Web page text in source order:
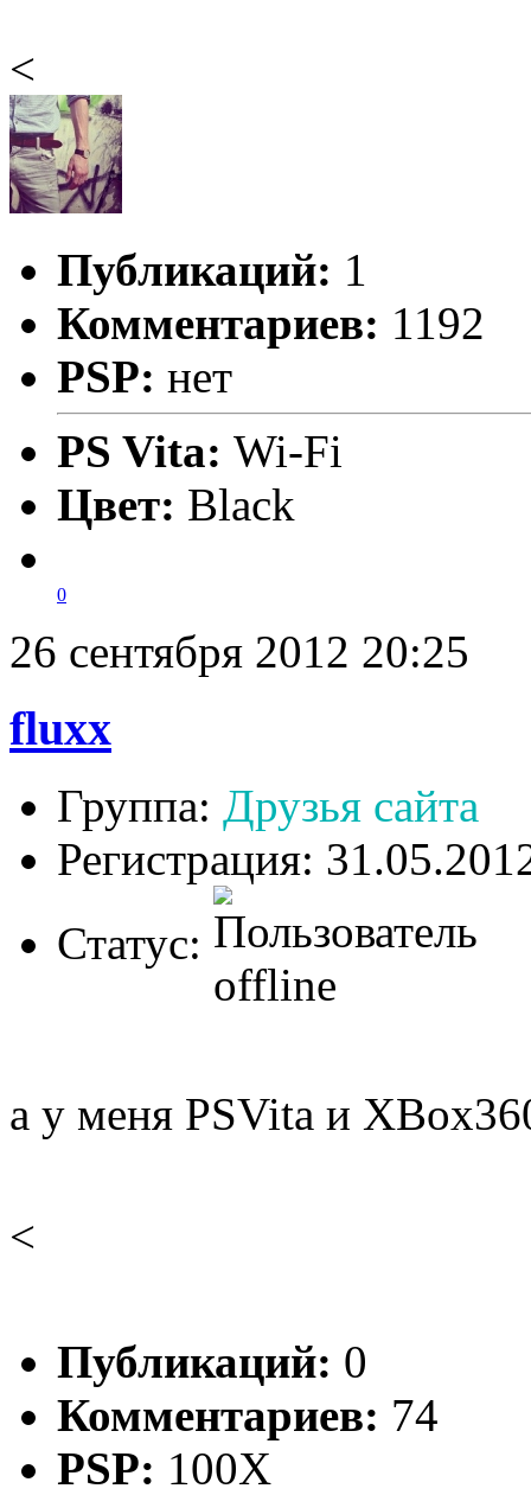
<
Публикаций: 1
Комментариев: 1192
PSP: нет
PS Vita: Wi-Fi
Цвет: Black
0
26 сентября 2012 20:25
fluxx
Группа: Друзья сайта
Регистрация:
Статус:
а у меня PSVita и
<
Публикаций: 0
Комментариев: 74
PSP: 100X